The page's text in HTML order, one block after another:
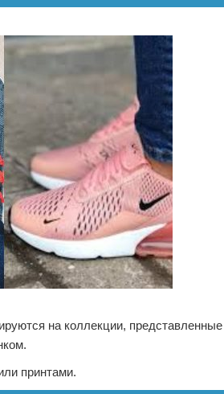
на коллекции,
принтами.